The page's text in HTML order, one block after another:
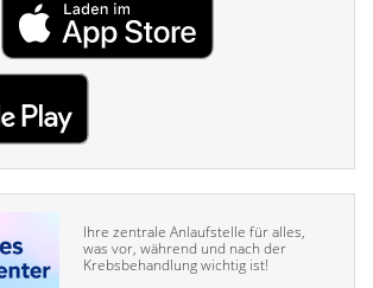
Ihre zentrale Anlaufstelle für alles,
was vor, während und nach der
Krebsbehandlung wichtig ist!